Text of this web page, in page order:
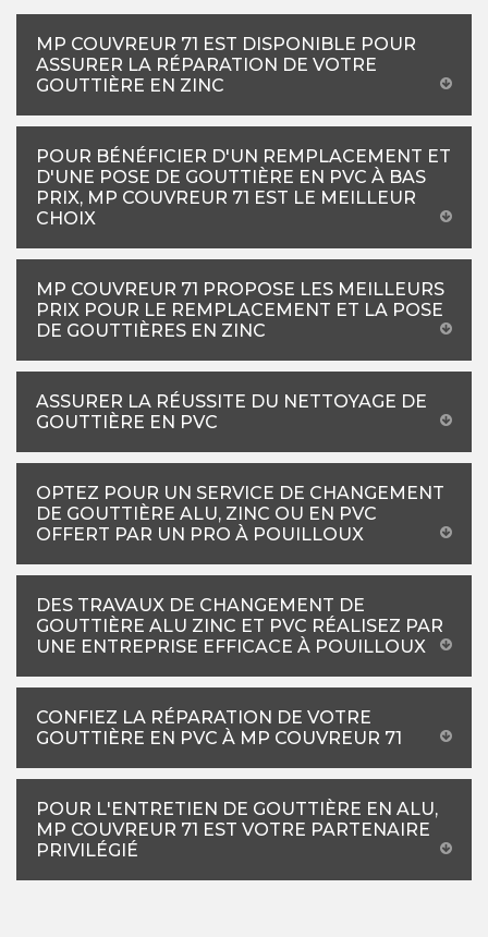
MP COUVREUR 71 EST DISPONIBLE POUR
ASSURER LA RÉPARATION DE VOTRE
GOUTTIÈRE EN ZINC
POUR BÉNÉFICIER D'UN REMPLACEMENT ET
D'UNE POSE DE GOUTTIÈRE EN PVC À BAS
PRIX, MP COUVREUR 71 EST LE MEILLEUR
CHOIX
MP COUVREUR 71 PROPOSE LES MEILLEURS
PRIX POUR LE REMPLACEMENT ET LA POSE
DE GOUTTIÈRES EN ZINC
ASSURER LA RÉUSSITE DU NETTOYAGE DE
GOUTTIÈRE EN PVC
OPTEZ POUR UN SERVICE DE CHANGEMENT
DE GOUTTIÈRE ALU, ZINC OU EN PVC
OFFERT PAR UN PRO À POUILLOUX
DES TRAVAUX DE CHANGEMENT DE
GOUTTIÈRE ALU ZINC ET PVC RÉALISEZ PAR
UNE ENTREPRISE EFFICACE À POUILLOUX
CONFIEZ LA RÉPARATION DE VOTRE
GOUTTIÈRE EN PVC À MP COUVREUR 71
POUR L'ENTRETIEN DE GOUTTIÈRE EN ALU,
MP COUVREUR 71 EST VOTRE PARTENAIRE
PRIVILÉGIÉ